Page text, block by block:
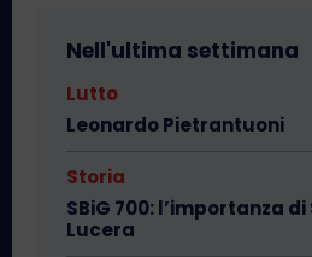
Nell'ultima settimana
Lutto
Leonardo Pietrantuoni
Storia
SBiG 700: l’importanza
Lucera